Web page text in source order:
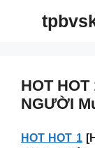
HOT
NGƯỜI
HOT HOT 1